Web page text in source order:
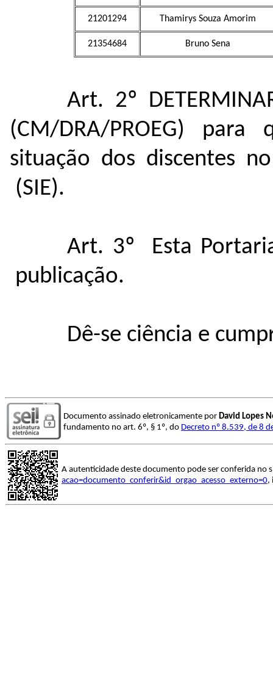
21201294 Thamirys Souza Amorim
21354684 Bruno Sena
Art. 2º
(CM/DRA/PROEG)
situação dos discentes
(SIE).
Art. 3º Esta
publicação.
Dê-se ciência e
Documento assinado eletronicamente por David Lopes
fundamento no art. 6º, § 1º, do Decreto nº 8.539, de 8
A autenticidade deste documento pode ser conferida no
acao=documento_conferir&id_orgao_acesso_externo=0,